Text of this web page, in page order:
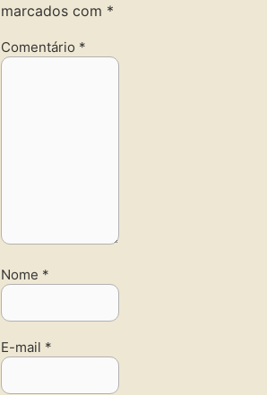
marcados com *
Comentário *
Nome *
E-mail *